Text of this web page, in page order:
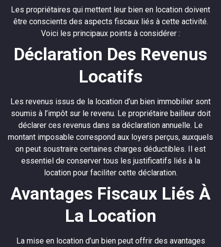
Les propriétaires qui mettent leur bien en location doivent
être conscients des aspects fiscaux liés à cette activité.
Voici les principaux points à considérer :
Déclaration Des Revenus
Locatifs
Les revenus issus de la location d’un bien immobilier sont
soumis à l’impôt sur le revenu. Le propriétaire bailleur doit
déclarer ces revenus dans sa déclaration annuelle. Le
montant imposable correspond aux loyers perçus, auxquels
on peut soustraire certaines charges déductibles. Il est
essentiel de conserver tous les justificatifs liés à la
location pour faciliter cette déclaration.
Avantages Fiscaux Liés À
La Location
La mise en location d’un bien peut offrir des avantages